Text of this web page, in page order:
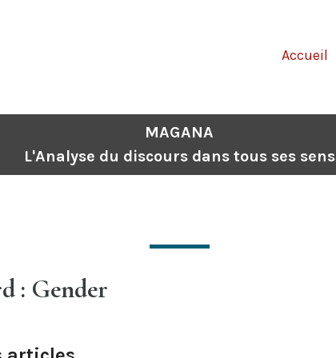
Accueil
MAGANA
L'Analyse du discours dans tous ses sens
: Gender